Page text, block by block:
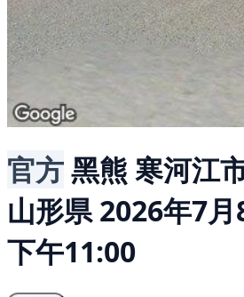
官方黑熊 寒河江
山形県 2026年7月
下午11:00